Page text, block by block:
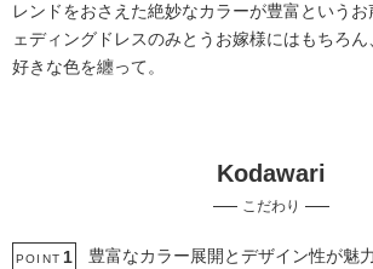
マタニティフォト
ソロウエディング
レンドをおさえた絶妙なカラーが豊富という
ェディングドレスのみとうお嫁様にはもちろ
好きな色を纏って。
Kodawari
こだわり
POINT 1 豊富なカラー展開とデザイン性が魅力